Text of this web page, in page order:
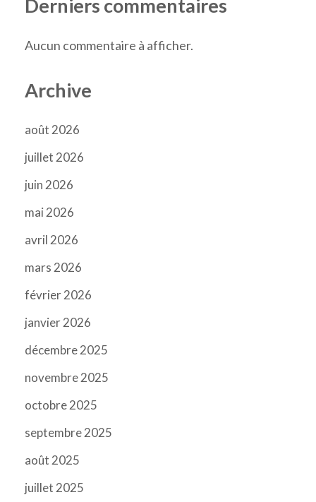
Derniers commentaires
Aucun commentaire à afficher.
Archive
août 2026
juillet 2026
juin 2026
mai 2026
avril 2026
mars 2026
février 2026
janvier 2026
décembre 2025
novembre 2025
octobre 2025
septembre 2025
août 2025
juillet 2025